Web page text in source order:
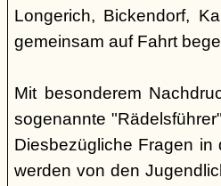
Longerich, Bickendorf,
gemeinsam auf Fahrt
Mit besonderem
sogenannte
Diesbezügliche Fragen in
werden von den